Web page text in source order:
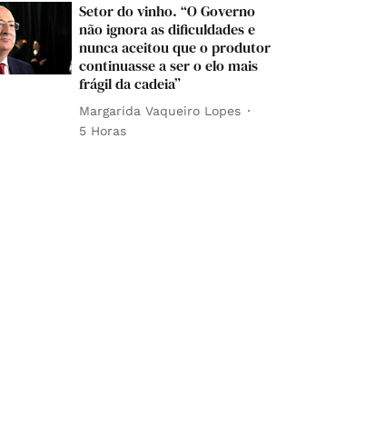
Setor do vinho. “O Governo
não ignora as dificuldades e
nunca aceitou que o produtor
continuasse a ser o elo mais
frágil da cadeia”
Margarida Vaqueiro Lopes
5 Horas